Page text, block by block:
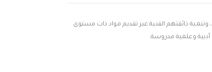
وتنمية ذائقتهم الفنية عبر تقديم مواد ذات مستوى
وعلمية مدروسة.